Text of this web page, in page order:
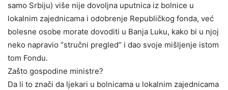
samo Srbiju) više nije dovoljna uputnica iz bolnice u
lokalnim zajednicama i odobrenje Republičkog fonda, već
bolesne osobe morate dovoditi u Banja Luku, kako bi u njoj
neko napravio “stručni pregled” i dao svoje mišljenje istom
tom Fondu.
Zašto gospodine ministre?
Da li to znači da ljekari u bolnicama u lokalnim zajednicama